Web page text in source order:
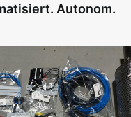
Autonom.